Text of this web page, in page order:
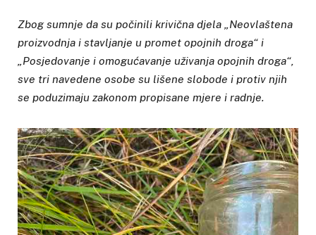
Zbog sumnje da su počinili krivična djela „Neovlaštena
proizvodnja i stavljanje u promet opojnih droga“ i
„Posjedovanje i omogućavanje uživanja opojnih droga“,
sve tri navedene osobe su lišene slobode i protiv njih
se poduzimaju zakonom propisane mjere i radnje.